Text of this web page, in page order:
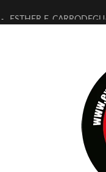
ESTHER F.
[ELECTRA JONDA] DE
TIMBRE 4, LA
30 AÑOS (NO ES
MILITARES JUDÍAS EN
D’BALDOMEROS